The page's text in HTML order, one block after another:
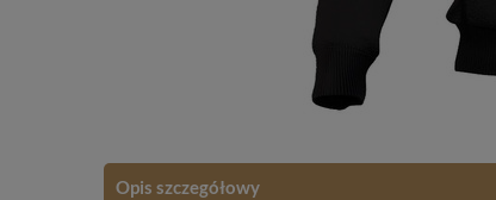
Opis szczegółowy